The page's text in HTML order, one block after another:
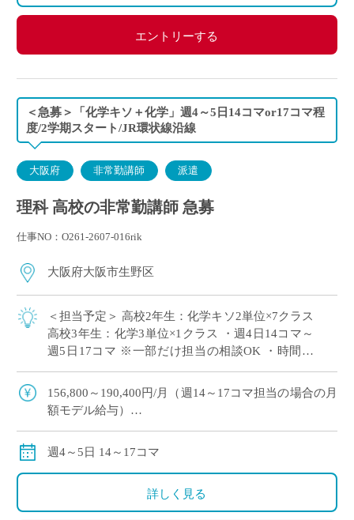
エントリーする
＜急募＞「化学キソ＋化学」週4～5日14コマor17コマ程
度/2学期スタート/JR環状線沿線
大阪府 非常勤講師 派遣
理科 高校の非常勤講師 急募
仕事NO：O261-2607-016rik
大阪府大阪市生野区
＜担当予定＞ 高校2年生：化学キソ2単位×7クラス
高校3年生：化学3単位×1クラス ・週4日14コマ～
週5日17コマ ※一部だけ担当の相談OK ・時間割
科の非常勤講師で勤務 […]
156,800～190,400円/月（週14～17コマ担当の場合の月
額モデル給与）
※月の途中からご勤務開始の場合は、日割計算になり
週4～5日 14～17コマ
詳しく見る